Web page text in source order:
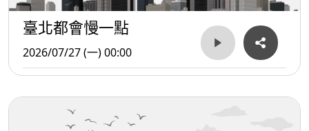
臺北都會慢一點
2026/07/27 (一) 00:00